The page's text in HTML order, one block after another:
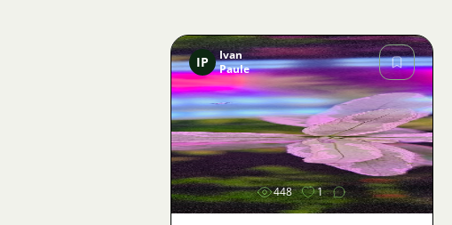
Obrázok
IP
Ivan
Paule
448 1